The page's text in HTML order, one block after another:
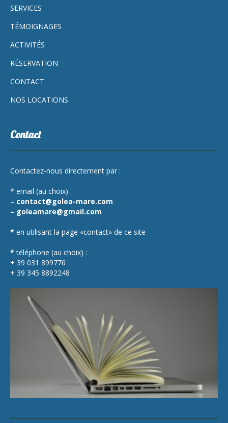
SERVICES
TÉMOIGNAGES
ACTIVITÉS
RÉSERVATION
CONTACT
NOS LOCATIONS…
Contact
Contactez-nous directement par :
* email (au choix) :
– contact@golea-mare.com
– goleamare@gmail.com
* en utilisant la page «contact» de ce site
* téléphone (au choix) :
+ 39 031 899776
+ 39 345 8892248